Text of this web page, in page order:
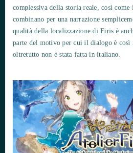
complessiva della storia reale, così
combinano per una narrazione
qualità della localizzazione di Firis è
parte del motivo per cui il dialogo è così
oltretutto non è stata fatta in italiano.